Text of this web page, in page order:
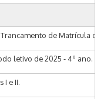
de Matrícula
letivo de 2025 - 4º ano.
I e II.